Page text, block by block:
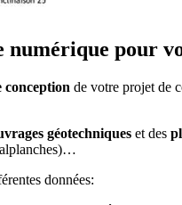
pour
conception de votre projet de
géotechniques et des
données: